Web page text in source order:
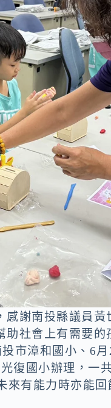
謝南投縣議員
社會上有需要
市漳和國小、6
復國小辦理，一
來有能力時亦能